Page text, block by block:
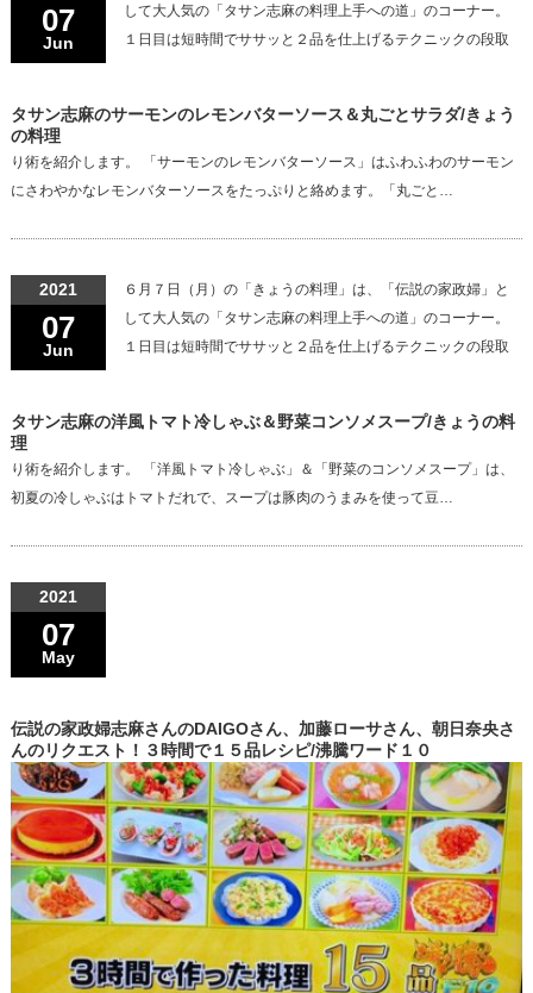
07
Jun
タサン志麻のサーモンのレモンバターソース＆丸ごとサラダ/きょう
の料理
して大人気の「タサン志麻の料理上手への道」のコーナー。
１日目は短時間でササッと２品を仕上げるテクニックの段取
り術を紹介します。 「サーモンのレモンバターソース」はふわふわのサーモン
にさわやかなレモンバターソースをたっぷりと絡めます。「丸ごと…
2021
07
Jun
タサン志麻の洋風トマト冷しゃぶ＆野菜コンソメスープ/きょうの料
理
６月７日（月）の「きょうの料理」は、「伝説の家政婦」と
して大人気の「タサン志麻の料理上手への道」のコーナー。
１日目は短時間でササッと２品を仕上げるテクニックの段取
り術を紹介します。 「洋風トマト冷しゃぶ」＆「野菜のコンソメスープ」は、
初夏の冷しゃぶはトマトだれで、スープは豚肉のうまみを使って豆…
2021
07
May
伝説の家政婦志麻さんのDAIGOさん、加藤ローサさん、朝日奈央さ
んのリクエスト！３時間で１５品レシピ/沸騰ワード１０